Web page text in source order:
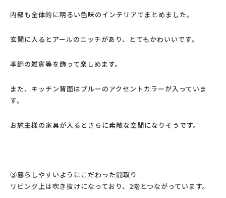
内部も全体的に明るい色味のインテリアでまとめました。
玄関に入るとアールのニッチがあり、とてもかわいいです。
季節の雑貨等を飾って楽しめます。
また、キッチン背面はブルーのアクセントカラーが入っていま
す。
お施主様の家具が入るとさらに素敵な空間になりそうです。
③暮らしやすいようにこだわった間取り
リビング上は吹き抜けになっており、2階とつながっています。